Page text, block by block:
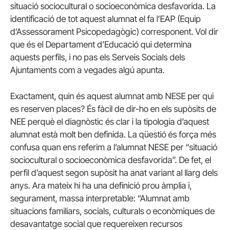
situació sociocultural o socioeconòmica desfavorida. La
identificació de tot aquest alumnat el fa l’EAP (Equip
d’Assessorament Psicopedagògic) corresponent. Vol dir
que és el Departament d’Educació qui determina
aquests perfils, i no pas els Serveis Socials dels
Ajuntaments com a vegades algú apunta.
Exactament, quin és aquest alumnat amb NESE per qui
es reserven places? És fàcil de dir-ho en els supòsits de
NEE perquè el diagnòstic és clar i la tipologia d’aquest
alumnat està molt ben definida. La qüestió és força més
confusa quan ens referim a l’alumnat NESE per “situació
sociocultural o socioeconòmica desfavorida”. De fet, el
perfil d’aquest segon supòsit ha anat variant al llarg dels
anys. Ara mateix hi ha una definició prou àmplia i,
segurament, massa interpretable: “Alumnat amb
situacions familiars, socials, culturals o econòmiques de
desavantatge social que requereixen recursos